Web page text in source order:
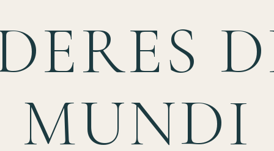
MUNDI